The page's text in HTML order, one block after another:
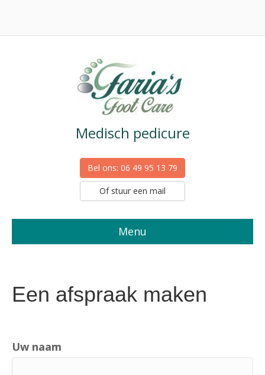
Medisch pedicure
Bel ons: 06 49 95 13 79
Of stuur een mail
Menu
Een afspraak maken
Uw naam